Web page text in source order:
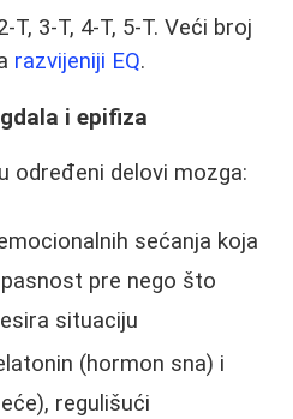
T, 3-T, 4-T, 5-T. Veći broj
razvijeniji EQ.
i epifiza
određeni delovi mozga:
sećanja koja
pre nego što
situaciju
(hormon sna) i
regulišući